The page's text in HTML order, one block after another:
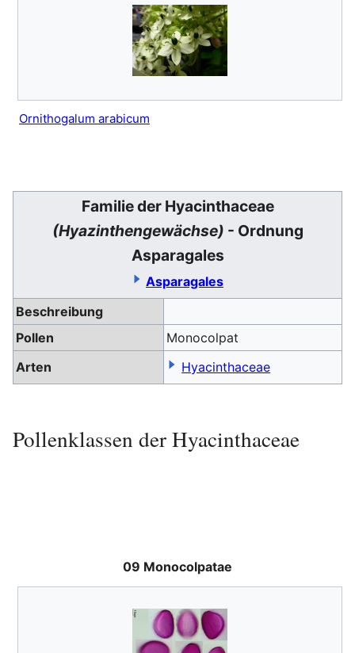
Ornithogalum arabicum
Familie der Hyacinthaceae
(Hyazinthengewächse) - Ordnung
Asparagales
Asparagales
Beschreibung
Pollen
Monocolpat
Arten
Hyacinthaceae
Pollenklassen der Hyacinthaceae
09 Monocolpatae